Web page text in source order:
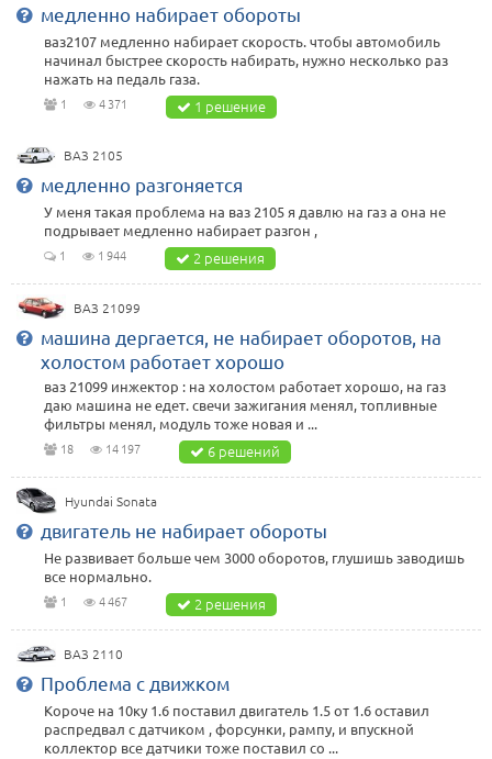
медленно набирает обороты
ваз2107 медленно набирает скорость. чтобы автомобиль
начинал быстрее скорость набирать, нужно несколько раз
нажать на педаль газа.
1 4 371 1 решение
ВАЗ 2105
медленно разгоняется
У меня такая проблема на ваз 2105 я давлю на газ а она не
подрывает медленно набирает разгон ,
1 1 944 2 решения
ВАЗ 21099
машина дергается, не набирает оборотов, на
холостом работает хорошо
ваз 21099 инжектор : на холостом работает хорошо, на газ
даю машина не едет. свечи зажигания менял, топливные
фильтры менял, модуль тоже новая и ...
18 14 197 6 решений
Hyundai Sonata
двигатель не набирает обороты
Не развивает больше чем 3000 оборотов, глушишь заводишь
все нормально.
1 4 467 2 решения
ВАЗ 2110
Проблема с движком
Короче на 10ку 1.6 поставил двигатель 1.5 от 1.6 оставил
распредвал с датчиком , форсунки, рампу, и впускной
коллектор все датчики тоже поставил со ...